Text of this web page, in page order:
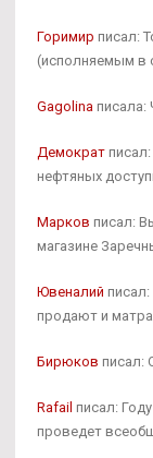
Горимир писал:
(исполняемым в
Gagolina писала:
Демократ
нефтяных
Марков писал:
магазине
Ювеналий писал:
продают и
Бирюков писал:
Rafail писал:
проведет